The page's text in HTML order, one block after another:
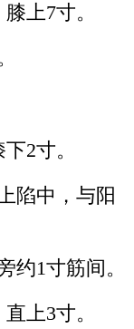
上7寸。
2寸。
陷中，与阳
约1寸筋间。
上3寸。